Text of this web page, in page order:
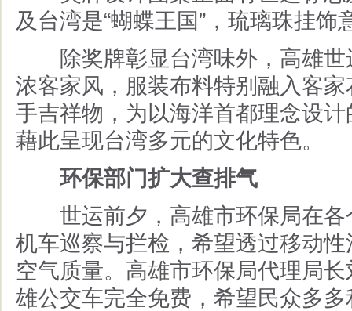
及台湾是“蝴蝶王国” ，琉璃珠挂饰
除奖牌彰显台湾味外，高雄世
浓客家风，服装布料特别融入客
手吉祥物，为以海洋首都理念设
藉此呈现台湾多元的文化特色。
环保部门扩大查排气
世运前夕，高雄市环保局在各
机车巡察与拦检，希望透过移动
空气质量。高雄市环保局代理局
雄公交车完全免费，希望民众多